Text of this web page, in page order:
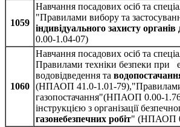
1059
Навчання посадових осіб та
"Правилами вибору та
індивідуального захисту
0.00-1.04-07)
1060
Навчання посадових осіб та
Правилами техніки безпеки при
водовідведення та
(НПАОП 41.0-1.01-79),"Правилами
газопостачання"(НПАОП 0.00-
інструкцією з організації
газонебезпечних робіт" (НПАОП